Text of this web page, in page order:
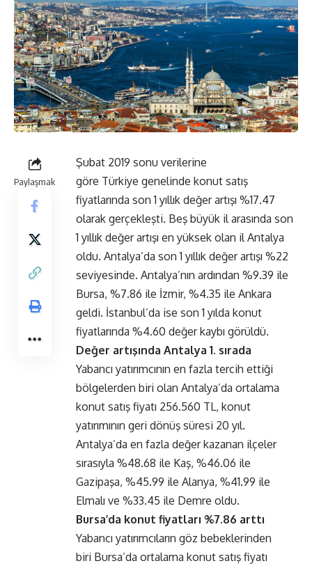
Paylaşmak
Şubat 2019 sonu verilerine
göre Türkiye genelinde konut satış
fiyatlarında son 1 yıllık değer artışı %17.47
olarak gerçekleşti. Beş büyük il arasında son
1 yıllık değer artışı en yüksek olan il Antalya
oldu. Antalya’da son 1 yıllık değer artışı %22
seviyesinde. Antalya’nın ardından %9.39 ile
Bursa, %7.86 ile İzmir, %4.35 ile Ankara
geldi. İstanbul’da ise son 1 yılda konut
fiyatlarında %4.60 değer kaybı görüldü.
Değer artışında Antalya 1. sırada
Yabancı yatırımcının en fazla tercih ettiği
bölgelerden biri olan Antalya’da ortalama
konut satış fiyatı 256.560 TL, konut
yatırımının geri dönüş süresi 20 yıl.
Antalya’da en fazla değer kazanan ilçeler
sırasıyla %48.68 ile Kaş, %46.06 ile
Gazipaşa, %45.99 ile Alanya, %41.99 ile
Elmalı ve %33.45 ile Demre oldu.
Bursa’da konut fiyatları %7.86 arttı
Yabancı yatırımcıların göz bebeklerinden
biri Bursa’da ortalama konut satış fiyatı